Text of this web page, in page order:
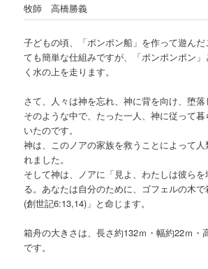
牧師 高橋勝義
子どもの頃、「ポンポン船」を作って遊んだ
ても簡単な仕組みですが、「ポンポンポン」
く水の上を走ります。
さて、人々は神を忘れ、神に背を向け、堕落
そのような中で、たった一人、神に従って
いたのです。
神は、このノアの家族を救うことによって人
れました。
そして神は、ノアに「見よ、わたしは彼ら
る。あなたは自分のために、ゴフェルの木で
(創世記6:13,14)」と命じます。
箱舟の大きさは、長さ約132ｍ・幅約22ｍ・
です。